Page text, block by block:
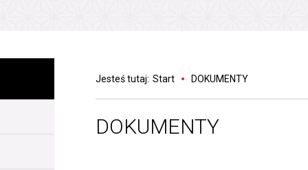
Jesteś tutaj: Start DOKUMENTY
DOKUMENTY